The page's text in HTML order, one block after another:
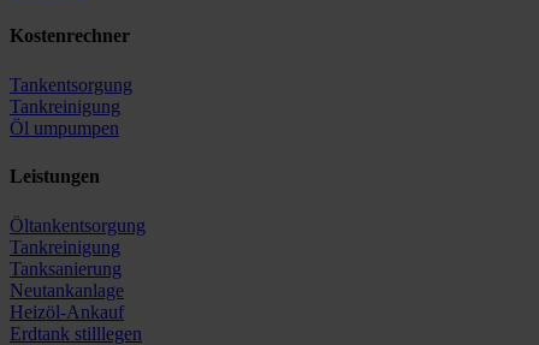
Kostenrechner
Tankentsorgung
Tankreinigung
Öl umpumpen
Leistungen
Öltankentsorgung
Tankreinigung
Tanksanierung
Neutankanlage
Heizöl-Ankauf
Erdtank stilllegen